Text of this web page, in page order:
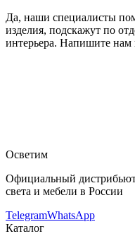
Да, наши специалисты
изделия, подскажут по
интерьера. Напишите нам
Осветим
Официальный
света и мебели в России
TelegramWhatsApp
Каталог